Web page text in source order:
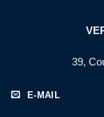
39,
E-MAIL